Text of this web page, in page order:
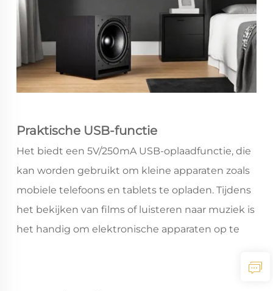
Praktische USB-functie
Het biedt een 5V/250mA USB-oplaadfunctie, die
kan worden gebruikt om kleine apparaten zoals
mobiele telefoons en tablets te opladen. Tijdens
het bekijken van films of luisteren naar muziek is
het handig om elektronische apparaten op te